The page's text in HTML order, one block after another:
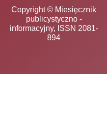
Copyright © Miesięcznik
publicystyczno -
informacyjny, ISSN 2081-
894